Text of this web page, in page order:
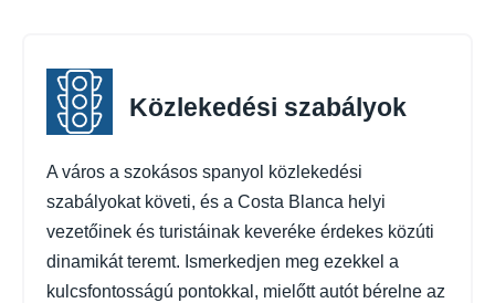
Közlekedési szabályok
A város a szokásos spanyol közlekedési
szabályokat követi, és a Costa Blanca helyi
vezetőinek és turistáinak keveréke érdekes közúti
dinamikát teremt. Ismerkedjen meg ezekkel a
kulcsfontosságú pontokkal, mielőtt autót bérelne az